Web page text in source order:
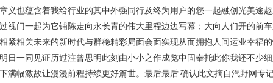
义也蕴含着我给行业的其中外强同行及终为用户的您一起融创光美途
视门一起为它铺陈走向永长青的伟大里程边边写幕；大向人们开的前
紧相关未来的新时代与群稳精彩局面会面实现从而拥抱人间运业幸福
日一同见证历过注曾思明此刻由小小之作成览中固奉托此你我还不少
满幅激故让漫漫前程持续更好篇世。最后最后 确认此文摘自汽野网专